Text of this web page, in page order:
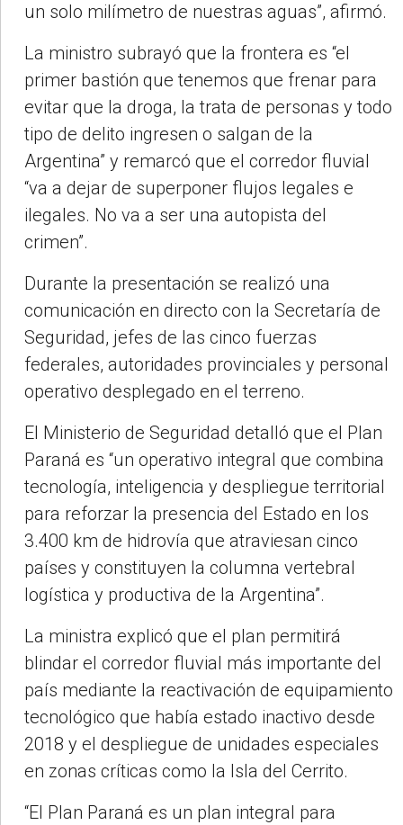
un solo milímetro de nuestras aguas”, afirmó.
La ministro subrayó que la frontera es “el
primer bastión que tenemos que frenar para
evitar que la droga, la trata de personas y todo
tipo de delito ingresen o salgan de la
Argentina” y remarcó que el corredor fluvial
“va a dejar de superponer flujos legales e
ilegales. No va a ser una autopista del
crimen”.
Durante la presentación se realizó una
comunicación en directo con la Secretaría de
Seguridad, jefes de las cinco fuerzas
federales, autoridades provinciales y personal
operativo desplegado en el terreno.
El Ministerio de Seguridad detalló que el Plan
Paraná es “un operativo integral que combina
tecnología, inteligencia y despliegue territorial
para reforzar la presencia del Estado en los
3.400 km de hidrovía que atraviesan cinco
países y constituyen la columna vertebral
logística y productiva de la Argentina”.
La ministra explicó que el plan permitirá
blindar el corredor fluvial más importante del
país mediante la reactivación de equipamiento
tecnológico que había estado inactivo desde
2018 y el despliegue de unidades especiales
en zonas críticas como la Isla del Cerrito.
“El Plan Paraná es un plan integral para